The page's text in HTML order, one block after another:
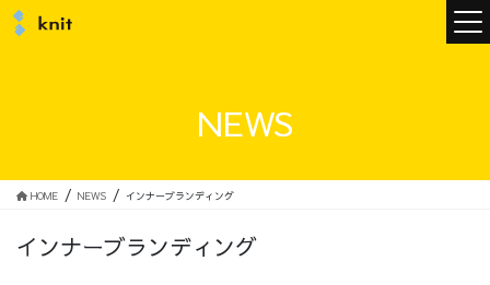
NEWS
HOME NEWS インナーブランディング
インナーブランディング